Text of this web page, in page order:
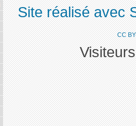
Site réalisé avec
CC